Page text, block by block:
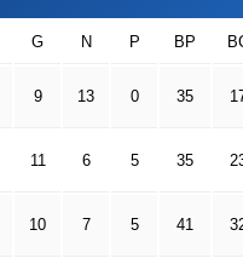
G N P BP
9 13 0 35
11 6 5 35
10 7 5 41